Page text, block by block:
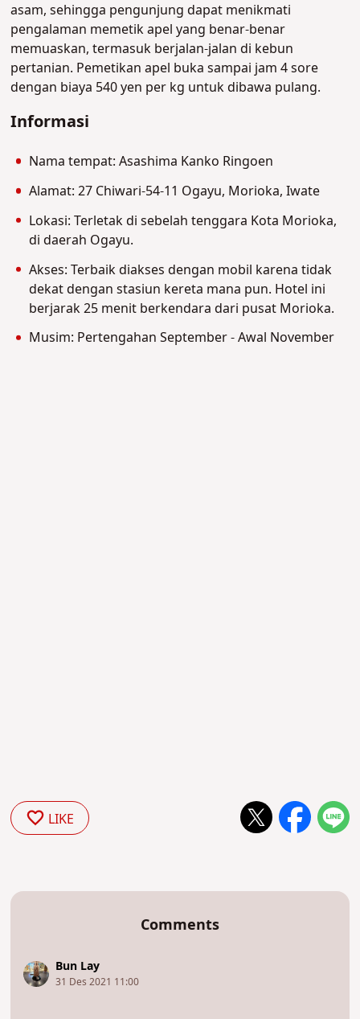
asam, sehingga pengunjung dapat menikmati
pengalaman memetik apel yang benar-benar
memuaskan, termasuk berjalan-jalan di kebun
pertanian. Pemetikan apel buka sampai jam 4 sore
dengan biaya 540 yen per kg untuk dibawa pulang.
Informasi
Nama tempat: Asashima Kanko Ringoen
Alamat: 27 Chiwari-54-11 Ogayu, Morioka, Iwate
Lokasi: Terletak di sebelah tenggara Kota Morioka,
di daerah Ogayu.
Akses: Terbaik diakses dengan mobil karena tidak
dekat dengan stasiun kereta mana pun. Hotel ini
berjarak 25 menit berkendara dari pusat Morioka.
Musim: Pertengahan September - Awal November
LIKE
Comments
Bun Lay
31 Des 2021 11:00